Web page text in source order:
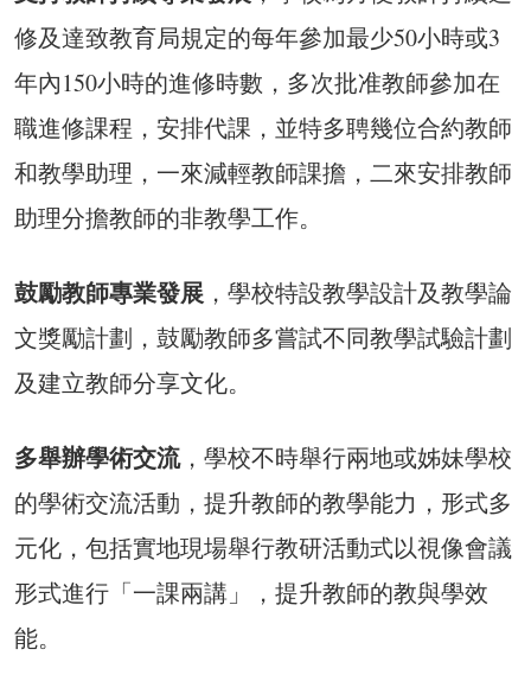
修及達致教育局規定的每年參加最少50小時或3
年內150小時的進修時數，多次批准教師參加在
職進修課程，安排代課，並特多聘幾位合約教師
和教學助理，一來減輕教師課擔，二來安排教師
助理分擔教師的非教學工作。
鼓勵教師專業發展 ，學校特設教學設計及教學論
文獎勵計劃，鼓勵教師多嘗試不同教學試驗計劃
及建立教師分享文化。
多舉辦學術交流，學校不時舉行兩地或姊妹學校
的學術交流活動，提升教師的教學能力，形式多
元化，包括實地現場舉行教研活動式以視像會議
形式進行「一課兩講」，提升教師的教與學效
能。